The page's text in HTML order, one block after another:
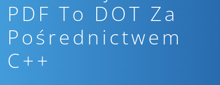
PDF To DOT Za
Pośrednictwem
C++